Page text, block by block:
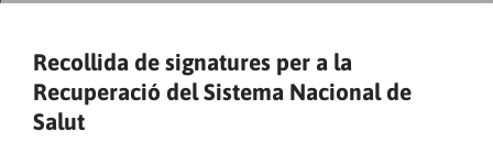
Recollida de signatures per a la
Recuperació del Sistema Nacional de
Salut